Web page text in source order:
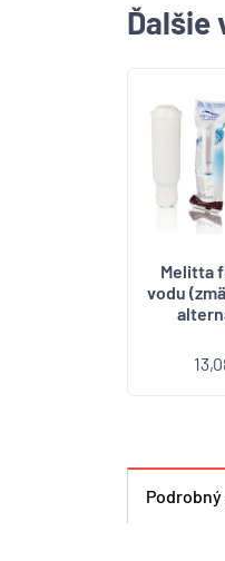
Ďalšie
Melitta
vodu